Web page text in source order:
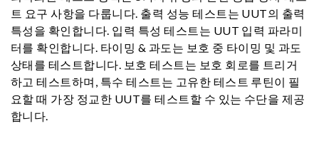
트 요구 사항을 다룹니다. 출력 성능 테스트는 UUT의 출력
특성을 확인합니다. 입력 특성 테스트는 UUT 입력 파라미
터를 확인합니다. 타이밍 & 과도는 보호 중 타이밍 및 과도
상태를 테스트합니다. 보호 테스트는 보호 회로를 트리거
하고 테스트하며, 특수 테스트는 고유한 테스트 루틴이 필
요할 때 가장 정교한 UUT를 테스트할 수 있는 수단을 제공
합니다.